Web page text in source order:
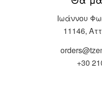
Ιωάννου
11146,
+30